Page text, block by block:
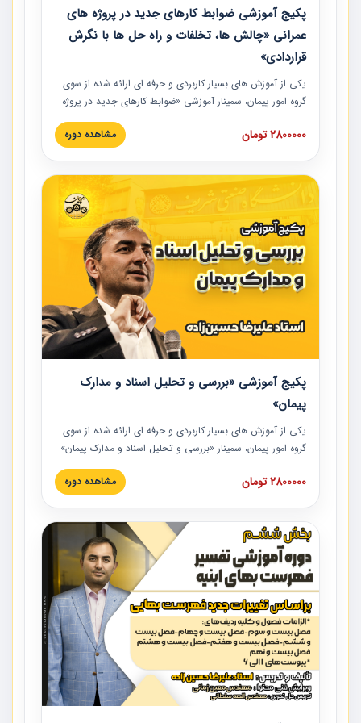
پکیج آموزشی ضوابط کارهای جدید در پروژه های
عمرانی «چالش ها، تخلفات و راه حل ها با نگرش
قراردادی»
یکی از آموزش‏‏‏‏‏‏ های بسیار کاربردی و حرفه‏ ای ارائه شده از سوی
گروه امور پیمان، سمینار آموزشی «ضوابط کارهای جدید در پروژه
های عمرانی» چالش ها، تخلفات و راه حل ها با نگرش قراردادی
است که در محل سندیکای شرکت های ساختمانی کشور ارائه شد.
مدارک پیمان به همراه تجربیات عملی ارائه شده است.
2800000 تومان مشاهده دوره
پکیج آموزشی «بررسی و تحلیل اسناد و مدارک
پیمان»
یکی از آموزش‏‏‏‏‏‏ های بسیار کاربردی و حرفه‏ ای ارائه شده از سوی
گروه امور پیمان، سمینار «بررسی و تحلیل اسناد و مدارک پیمان»
است که در دانشگاه صنعتی شریف ارائه شد. در این آموزش
نکات کلیدی مربوط به اسناد و مدارک پیمان، اولویت بندی اسناد
پیمان به همراه تجربیات عملی در این خصوص ارائه شده است.
2800000 تومان مشاهده دوره